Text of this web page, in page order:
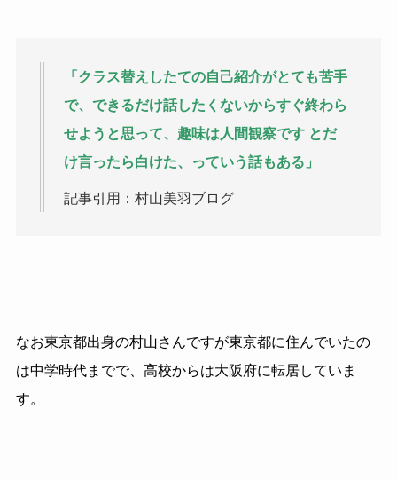
「クラス替えしたての自己紹介がとても苦手
で、できるだけ話したくないからすぐ終わら
せようと思って、趣味は人間観察です とだ
け言ったら白けた、っていう話もある」
記事引用：村山美羽ブログ
なお東京都出身の村山さんですが東京都に住んでいたの
は中学時代までで、高校からは大阪府に転居していま
す。